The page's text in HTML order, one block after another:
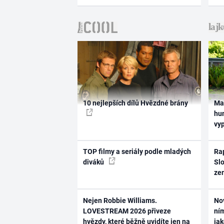
10 nejlepších dílů Hvězdné brány
TOP filmy a seriály podle mladých
diváků
Nejen Robbie Williams.
LOVESTREAM 2026 přiveze
hvězdy, které běžně uvidíte jen na